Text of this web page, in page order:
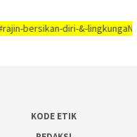
diri-&-lingkungaN-
KODE ETIK